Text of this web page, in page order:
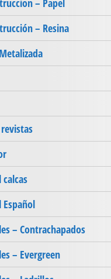
– Papel
– Resina
– Contrachapados
– Evergreen